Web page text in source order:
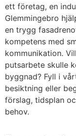
ett företag, en
Glemmingebro
en trygg
kompetens med
kommunikation.
putsarbete skulle
byggnad? Fyll i
besiktning eller
förslag, tidsplan
behov.